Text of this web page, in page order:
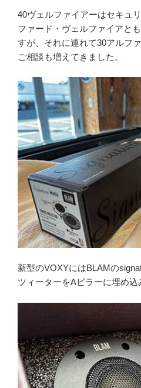
40ヴェルファイアーはセキュ
ファード・ヴェルファイアと
すが、それに連れて30アルフ
ご相談も増えてきました。
新型のVOXYにはBLAMの
ツィーターをAピラーに埋め込